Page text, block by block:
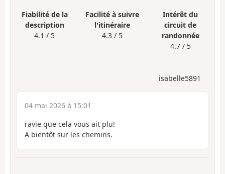
Fiabilité de la
description
4.1 / 5
Facilité à suivre
l'itinéraire
4.3 / 5
Intérêt du
circuit de
randonnée
4.7 / 5
isabelle5891
04 mai 2026 à 15:01
ravie que cela vous ait plu!
A bientôt sur les chemins.